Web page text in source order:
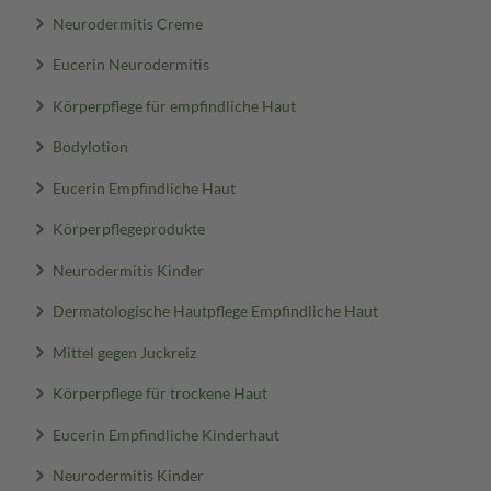
Neurodermitis Creme
Eucerin Neurodermitis
Körperpflege für empfindliche Haut
Bodylotion
Eucerin Empfindliche Haut
Körperpflegeprodukte
Neurodermitis Kinder
Dermatologische Hautpflege Empfindliche Haut
Mittel gegen Juckreiz
Körperpflege für trockene Haut
Eucerin Empfindliche Kinderhaut
Neurodermitis Kinder